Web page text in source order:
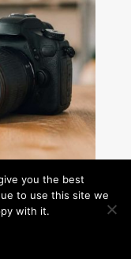
you the best
to use this site we
with it.